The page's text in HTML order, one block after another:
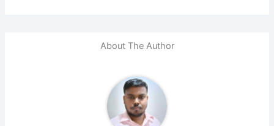
About The Author